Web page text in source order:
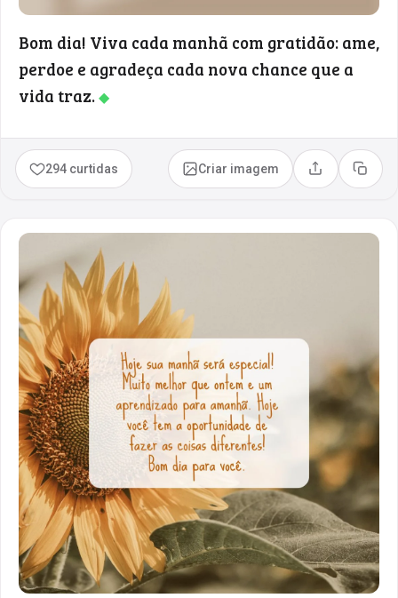
Bom dia! Viva cada manhã com gratidão: ame,
perdoe e agradeça cada nova chance que a
vida traz.◆
294 curtidas Criar imagem Compartilhar
Copiar